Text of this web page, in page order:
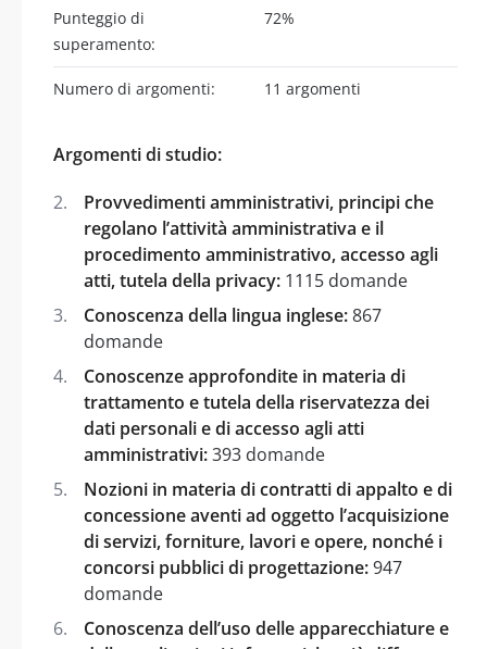
Punteggio di
superamento:
72%
Numero di argomenti: 11 argomenti
Argomenti di studio:
Provvedimenti amministrativi, principi che
regolano l’attività amministrativa e il
procedimento amministrativo, accesso agli
atti, tutela della privacy: 1115 domande
Conoscenza della lingua inglese:867
domande
Conoscenze approfondite in materia di
trattamento e tutela della riservatezza dei
dati personali e di accesso agli atti
amministrativi:393 domande
Nozioni in materia di contratti di appalto e di
concessione aventi ad oggetto l’acquisizione
di servizi, forniture, lavori e opere, nonché i
concorsi pubblici di progettazione:947
domande
Conoscenza dell’uso delle apparecchiature e